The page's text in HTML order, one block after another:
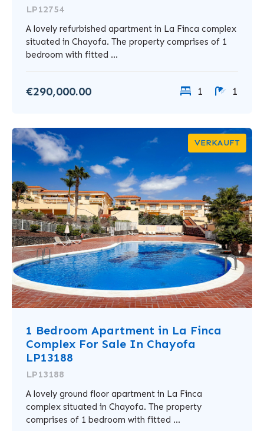
LP12754
A lovely refurbished apartment in La Finca complex
situated in Chayofa. The property comprises of 1
bedroom with fitted ...
€290,000.00 1 1
VERKAUFT
1 Bedroom Apartment in La Finca
Complex For Sale In Chayofa
LP13188
LP13188
A lovely ground floor apartment in La Finca
complex situated in Chayofa. The property
comprises of 1 bedroom with fitted ...